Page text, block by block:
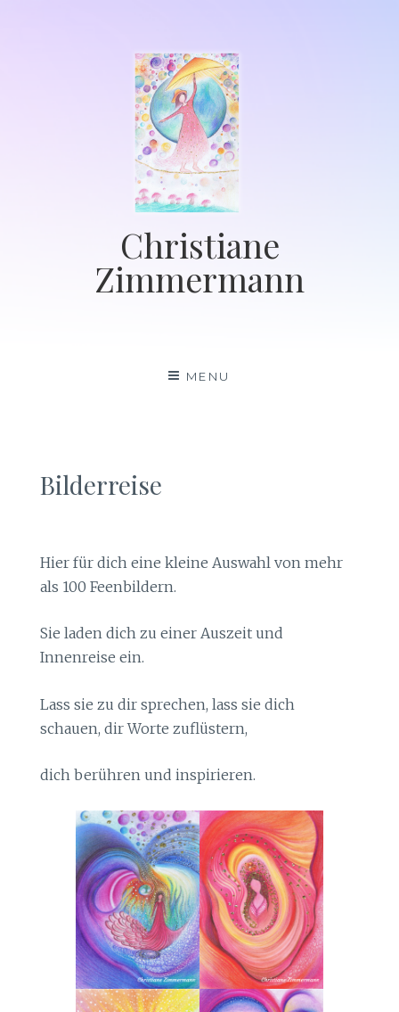
Christiane
Zimmermann
MENU
Bilderreise
Hier für dich eine kleine Auswahl von mehr
als 100 Feenbildern.
Sie laden dich zu einer Auszeit und
Innenreise ein.
Lass sie zu dir sprechen, lass sie dich
schauen, dir Worte zuflüstern,
dich berühren und inspirieren.